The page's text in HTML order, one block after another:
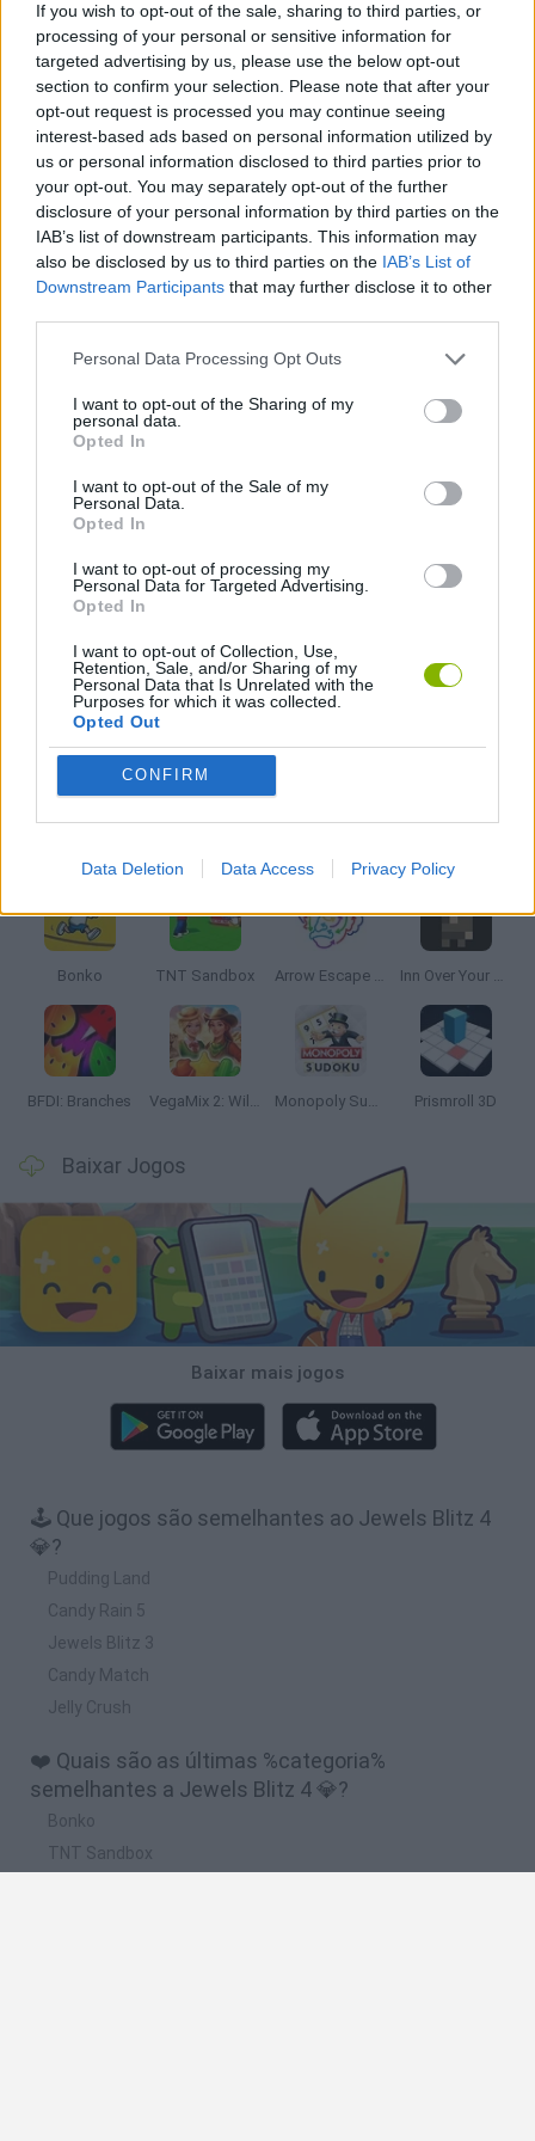
If you wish to opt-out of the sale, sharing to third parties, or
processing of your personal or sensitive information for
targeted advertising by us, please use the below opt-out
section to confirm your selection. Please note that after your
opt-out request is processed you may continue seeing
interest-based ads based on personal information utilized by
us or personal information disclosed to third parties prior to
your opt-out. You may separately opt-out of the further
disclosure of your personal information by third parties on the
IAB’s list of downstream participants. This information may
also be disclosed by us to third parties on the IAB’s List of
Downstream Participants that may further disclose it to other
Personal Data Processing Opt Outs
I want to opt-out of the Sharing of my
personal data.
Opted In
I want to opt-out of the Sale of my
Personal Data.
Opted In
I want to opt-out of processing my
Personal Data for Targeted Advertising.
Opted In
I want to opt-out of Collection, Use,
Retention, Sale, and/or Sharing of my
Personal Data that Is Unrelated with the
Purposes for which it was collected.
Opted Out
CONFIRM
Data Deletion Data Access Privacy Policy
Etiquetas
JOGOS DE ESTRATÉGIA
COLEÇÕES DE JOGOS
JOGOS COM CONQUISTAS
JOGOS DE LÓGICA
JOGOS DE PENSAR
JOGOS DE PUZZLES E QUEBRA-CABEÇAS
JOGOS DE VIDEO GAMES
JOGOS COM VIDEO GUIAS
Bonko TNT Sandbox Arrow Escape Master Inn Over Your Head
BFDI: Branches VegaMix 2: Wild West Monopoly Sudoku Prismroll 3D
Baixar Jogos
Baixar mais jogos
🕹️ Que jogos são semelhantes ao Jewels Blitz 4
💎?
Pudding Land
Candy Rain 5
Jewels Blitz 3
Candy Match
Jelly Crush
❤️ Quais são as últimas %categoria%
semelhantes a Jewels Blitz 4 💎?
Bonko
TNT Sandbox